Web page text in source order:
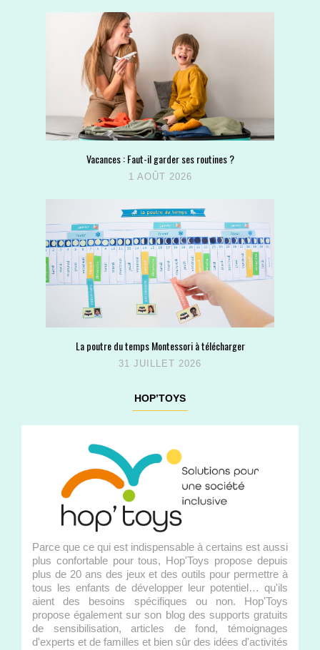
Vacances : Faut-il garder ses routines ?
1 AOÛT 2026
La poutre du temps Montessori à télécharger
31 JUILLET 2026
HOP’TOYS
Parce que ce qui est indispensable à certains est aussi
plus confortable pour tous, Hop'Toys propose depuis
plus de 20 ans des jeux et des outils pour permettre à
tous les enfants de développer leur potentiel… qu'ils
aient des besoins spécifiques ou non. Hop'Toys
propose également sur son blog des supports gratuits
de sensibilisation, articles de fond, témoignages
d'experts et de familles et bien sûr des idées d'activités